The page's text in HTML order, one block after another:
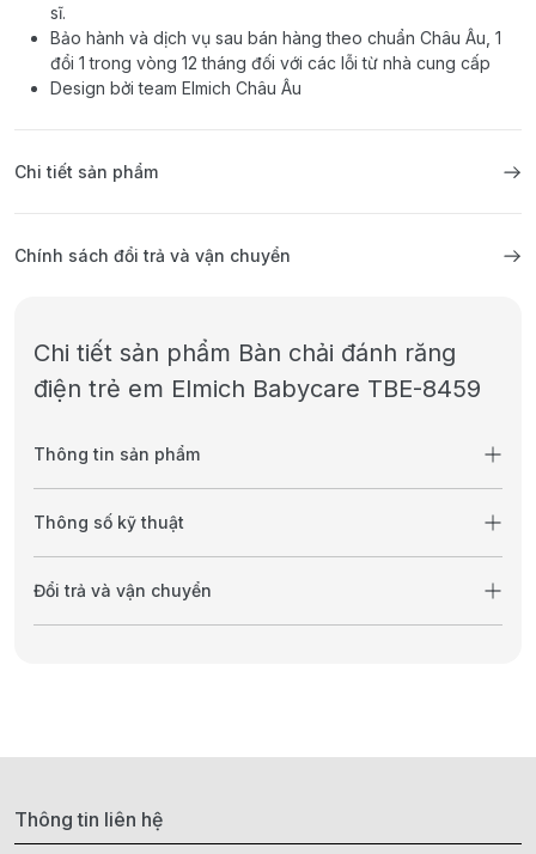
sĩ.
Bảo hành và dịch vụ sau bán hàng theo chuẩn Châu Âu, 1
đổi 1 trong vòng 12 tháng đối với các lỗi từ nhà cung cấp
Design bởi team Elmich Châu Âu
Chi tiết sản phẩm
Chính sách đổi trả và vận chuyển
Chi tiết sản phẩm Bàn chải đánh răng
điện trẻ em Elmich Babycare TBE-8459
Thông tin sản phẩm
Thông số kỹ thuật
Đổi trả và vận chuyển
Thông tin liên hệ